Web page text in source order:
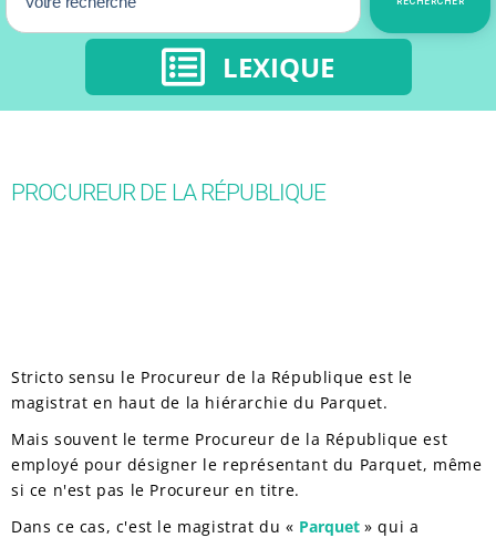
LEXIQUE
PROCUREUR DE LA RÉPUBLIQUE
Stricto sensu le Procureur de la République est le
magistrat en haut de la hiérarchie du Parquet.
Mais souvent le terme Procureur de la République est
employé pour désigner le représentant du Parquet, même
si ce n'est pas le Procureur en titre.
Dans ce cas, c'est le magistrat du « Parquet» qui a